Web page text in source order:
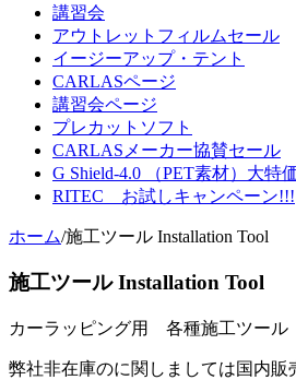
講習会
アウトレットフィルムセール
イージーアップ・テント
CARLASページ
講習会ページ
プレカットソフト
CARLASメーカー協賛セール
G Shield-4.0 （PET素材）大特
RITEC お試しキャンペーン!!!
ホーム/施工ツール Installation Tool
施工ツール Installation Tool
カーラッピング用 各種施工ツール
弊社非在庫のに関しましては国内販